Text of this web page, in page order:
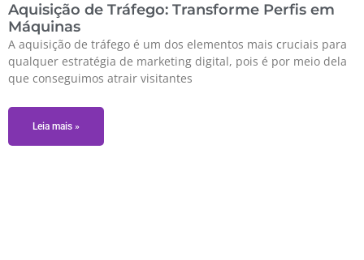
Aquisição de Tráfego: Transforme Perfis em
Máquinas
A aquisição de tráfego é um dos elementos mais cruciais para
qualquer estratégia de marketing digital, pois é por meio dela
que conseguimos atrair visitantes
Leia mais »